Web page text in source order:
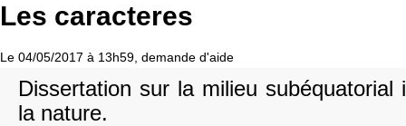
Les caracteres
Le 04/05/2017 à 13h59, demande d'aide
Dissertation sur la milieu subéquatorial
la nature.